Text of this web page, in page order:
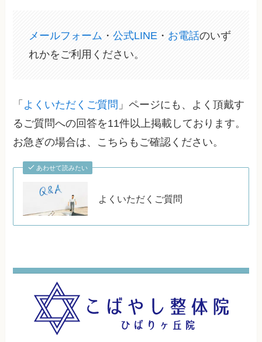
メールフォーム ・公式LINE ・ お電話のいず
れかをご利用ください。
「 よくいただくご質問 」ページにも、よく頂戴す
るご質問への回答を11件以上掲載しております。
お急ぎの場合は、こちらもご確認ください。
あわせて読みたい
よくいただくご質問